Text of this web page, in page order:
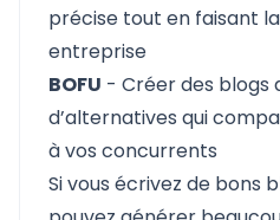
précise tout en faisant
entreprise
BOFU - Créer des blogs
d’alternatives qui
à vos concurrents
Si vous écrivez de bons